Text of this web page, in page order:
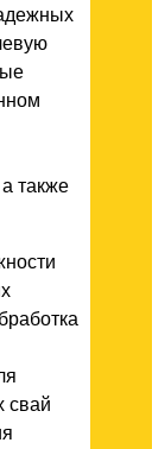
также
свай